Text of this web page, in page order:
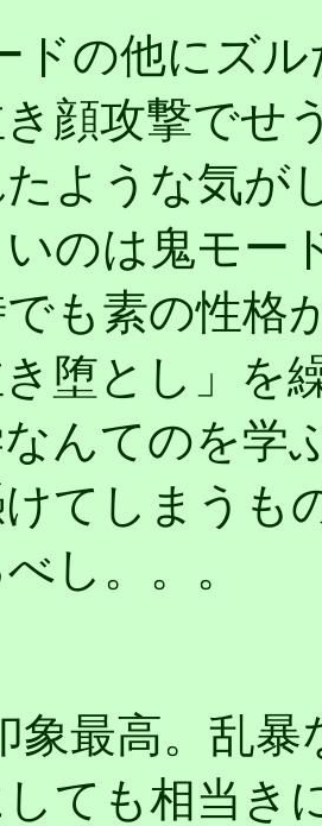
ドの他にズ
顔攻撃でせ
ような気が
のは鬼モー
も素の性格
堕とし」を
んてのを学
てしまうも
し。。。
象最高。乱
ても相当き